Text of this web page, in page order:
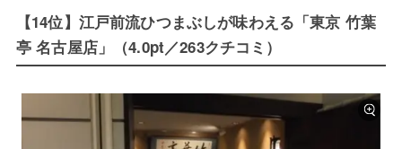
【14位】江戸前流ひつまぶしが味わえる「東京 竹葉
亭 名古屋店」（4.0pt／263クチコミ）